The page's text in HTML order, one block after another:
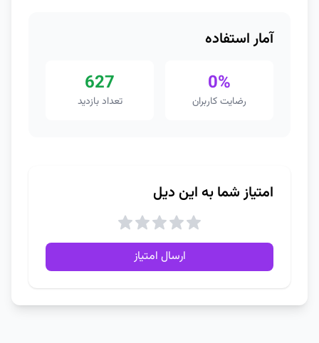
آمار استفاده
0%
رضایت کاربران
627
تعداد بازدید
امتیاز شما به این دیل
ارسال امتیاز